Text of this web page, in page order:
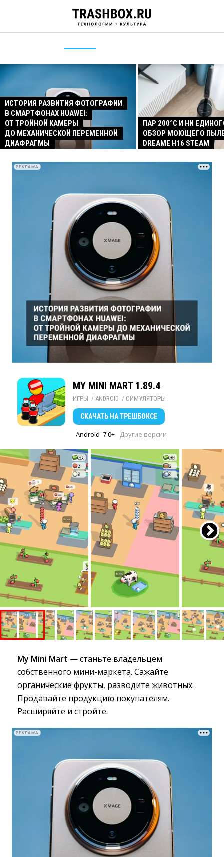
ИСТОРИЯ РАЗВИТИЯ ФОТОГРАФИИ
В СМАРТФОНАХ HUAWEI:
ОТ ТРОЙНОЙ КАМЕРЫ
ДО МЕХАНИЧЕСКОЙ ПЕРЕМЕННОЙ
ДИАФРАГМЫ
ПАР 200°C И НИ
ОБЗОР МОЮЩЕГО
DREAME H16 STEAM
РЕКЛАМА
MY MINI MART 1.89.4
ИГРЫ / ANDROID / СИМУЛЯТОРЫ
СКАЧАТЬ НА ТРЕШБОКСЕ
Android 7.0+ Другие версии
My Mini Mart — станьте владельцем
собственного мини-маркета. Сажайте
органические фрукты, разводите животных.
Продавайте продукцию покупателям.
Расширяйте и стройте.
РЕКЛАМА